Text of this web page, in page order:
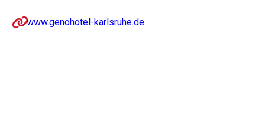
www.genohotel-karlsruhe.de